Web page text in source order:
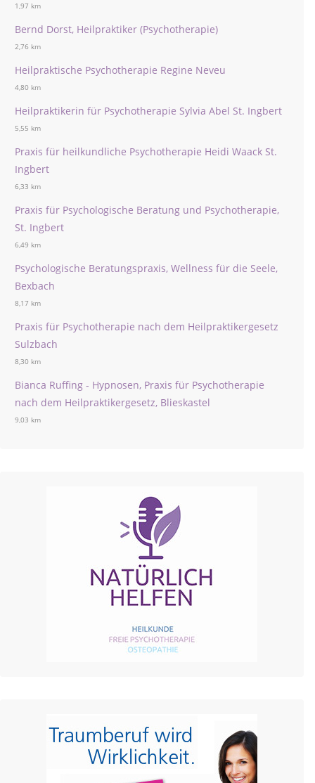
1,97 km
Bernd Dorst, Heilpraktiker (Psychotherapie)
2,76 km
Heilpraktische Psychotherapie Regine Neveu
4,80 km
Heilpraktikerin für Psychotherapie Sylvia Abel St. Ingbert
5,55 km
Praxis für heilkundliche Psychotherapie Heidi Waack St.
Ingbert
6,33 km
Praxis für Psychologische Beratung und Psychotherapie,
St. Ingbert
6,49 km
Psychologische Beratungspraxis, Wellness für die Seele,
Bexbach
8,17 km
Praxis für Psychotherapie nach dem Heilpraktikergesetz
Sulzbach
8,30 km
Bianca Ruffing - Hypnosen, Praxis für Psychotherapie
nach dem Heilpraktikergesetz, Blieskastel
9,03 km